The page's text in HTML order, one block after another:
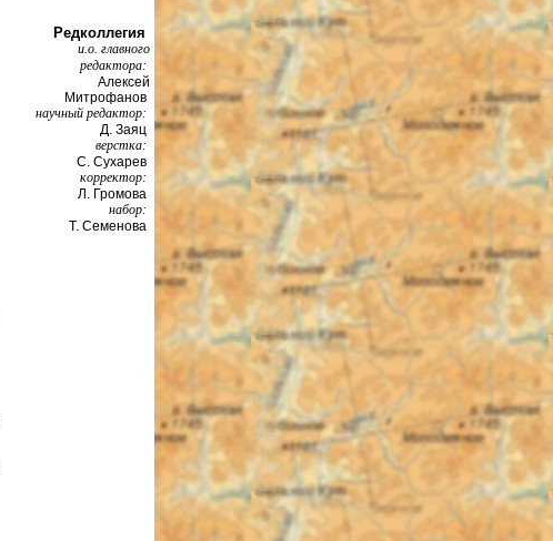
Редколлегия
и.о. главного
редактора:
Алексей
Митрофанов
научный редактор:
Д. Заяц
верстка:
С. Сухарев
корректор:
Л. Громова
набор:
Т. Семенова